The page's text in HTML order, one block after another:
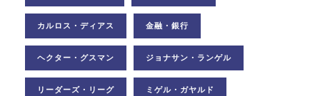
カルロス・ディアス 金融・銀行
ヘクター・グスマン ジョナサン・ランゲル
リーダーズ・リーグ ミゲル・ガヤルド